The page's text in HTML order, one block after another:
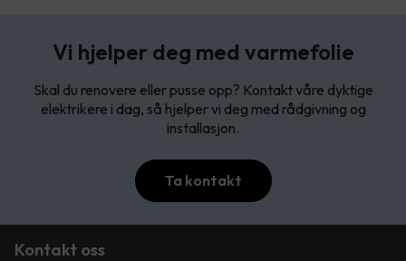
Vi hjelper deg med varmefolie
Skal du renovere eller pusse opp? Kontakt våre dyktige
elektrikere i dag, så hjelper vi deg med rådgivning og
installasjon.
Ta kontakt
Kontakt oss